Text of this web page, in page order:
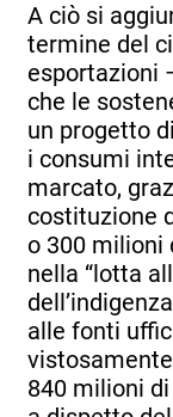
A ciò si
termine del
esportazioni
che le
un progetto
i consumi
marcato,
costituzione
o 300 milioni
nella “lotta
alle fonti
840 milioni